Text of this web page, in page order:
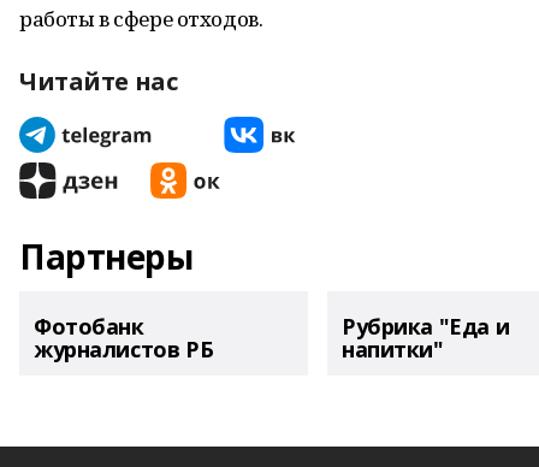
работы в сфере отходов.
Читайте нас
Партнеры
Фотобанк
журналистов РБ
Рубрика "Еда и
напитки"